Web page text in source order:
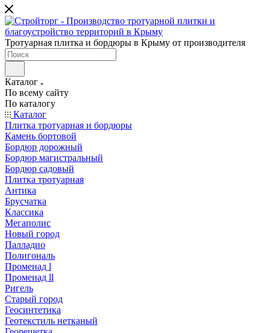
Тротуарная плитка и бордюры в Крыму от производителя
Каталог
По всему сайту
По каталогу
Каталог
Плитка тротуарная и бордюры
Камень бортовой
Бордюр дорожный
Бордюр магистральный
Бордюр садовый
Плитка тротуарная
Антика
Брусчатка
Классика
Мегаполис
Новый город
Палладио
Полигональ
Променад l
Променад ll
Ригель
Старый город
Геосинтетика
Геотекстиль нетканый